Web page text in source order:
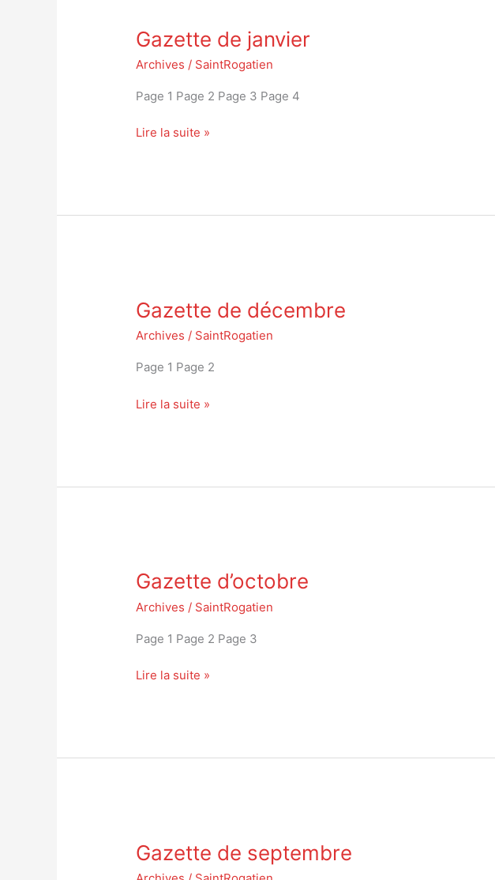
Gazette de janvier
Archives / SaintRogatien
Page 1 Page 2 Page 3 Page 4
de
Lire la suite »
Gazette de décembre
Archives / SaintRogatien
Page 1 Page 2
de
Lire la suite »
Gazette d’octobre
Archives / SaintRogatien
Page 1 Page 2 Page 3
d’octobre
Lire la suite »
Gazette de septembre
de